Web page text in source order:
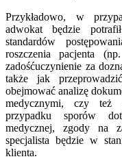
Przykładowo, w
adwokat będzie
standardów
roszczenia pacjenta
zadośćuczynienie za
także jak
obejmować analizę
medycznymi, czy też
przypadku sporów
medycznej, zgody na
specjalista będzie w
klienta.